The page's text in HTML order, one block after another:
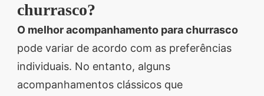
churrasco?
O melhor acompanhamento para churrasco
pode variar de acordo com as preferências
individuais. No entanto, alguns
acompanhamentos clássicos que